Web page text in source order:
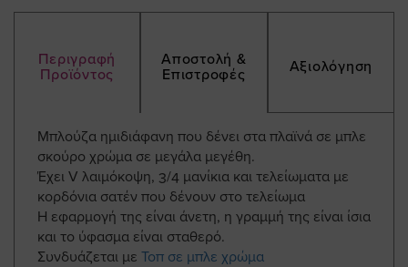
Περιγραφή
Προϊόντος
Αποστολή &
Επιστροφές
Αξιολόγηση
Μπλούζα ημιδιάφανη που δένει στα πλαϊνά σε μπλε
σκούρο χρώμα σε μεγάλα μεγέθη.
Έχει V λαιμόκοψη, 3/4 μανίκια και τελείωματα με
κορδόνια σατέν που δένουν στο τελείωμα
Η εφαρμογή της είναι άνετη, η γραμμή της είναι ίσια
και το ύφασμα είναι σταθερό.
Συνδυάζεται με Τοπ σε μπλε χρώμα